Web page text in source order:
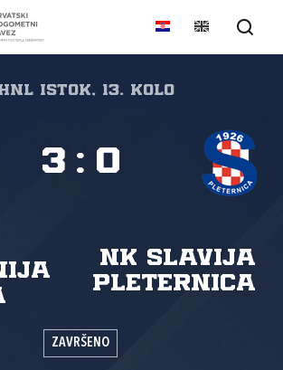
Istok, 13. kolo
NK Slavija
Pleternica
3 : 0
ZAVRŠENO